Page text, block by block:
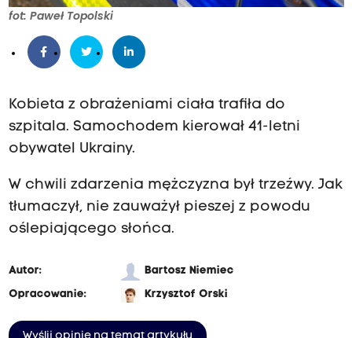
fot: Paweł Topolski
Kobieta z obrażeniami ciała trafiła do
szpitala. Samochodem kierował 41-letni
obywatel Ukrainy.
W chwili zdarzenia mężczyzna był trzeźwy. Jak
tłumaczył, nie zauważył pieszej z powodu
oślepiającego słońca.
Autor:
Bartosz Niemiec
Opracowanie:
Krzysztof Orski